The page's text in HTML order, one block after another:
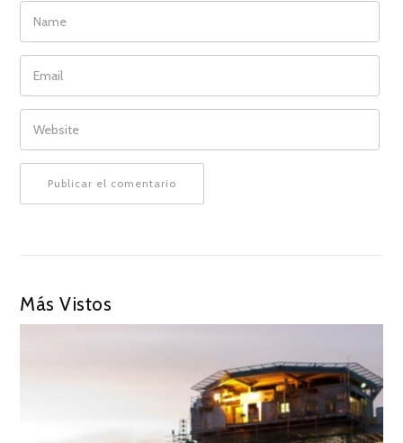
NAME
EMAIL
WEBSITE
Más Vistos